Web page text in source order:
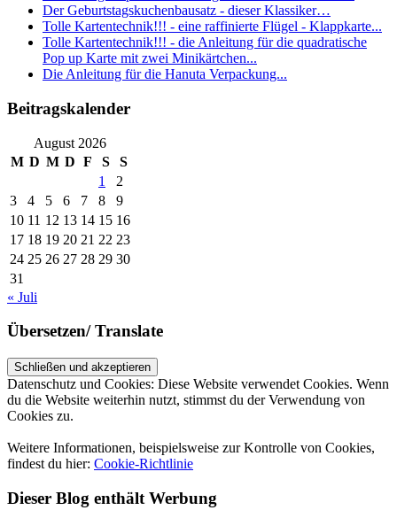
Der Geburtstagskuchenbausatz - dieser Klassiker…
Tolle Kartentechnik!!! - eine raffinierte Flügel - Klappkarte...
Tolle Kartentechnik!!! - die Anleitung für die quadratische
Pop up Karte mit zwei Minikärtchen...
Die Anleitung für die Hanuta Verpackung...
Beitragskalender
August 2026
M D M D F S
S
1
2
3
4 5 6 7 8
9
10 11 12 13 14 15 16
17 18 19 20 21 22 23
24 25 26 27 28 29 30
31
« Juli
Übersetzen/ Translate
Datenschutz und Cookies: Diese Website verwendet Cookies. Wenn
du die Website weiterhin nutzt, stimmst du der Verwendung von
Cookies zu.
Weitere Informationen, beispielsweise zur Kontrolle von Cookies,
findest du hier: Cookie-Richtlinie
Dieser Blog enthält Werbung